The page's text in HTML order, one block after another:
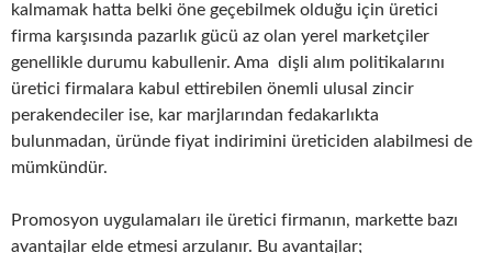
kalmamak hatta belki öne geçebilmek olduğu için üretici
firma karşısında pazarlık gücü az olan yerel marketçiler
genellikle durumu kabullenir. Ama dişli alım politikalarını
üretici firmalara kabul ettirebilen önemli ulusal zincir
perakendeciler ise, kar marjlarından fedakarlıkta
bulunmadan, üründe fiyat indirimini üreticiden alabilmesi de
mümkündür.
Promosyon uygulamaları ile üretici firmanın, markette bazı
avantajlar elde etmesi arzulanır. Bu avantajlar;